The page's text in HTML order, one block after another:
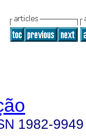
1982-9949